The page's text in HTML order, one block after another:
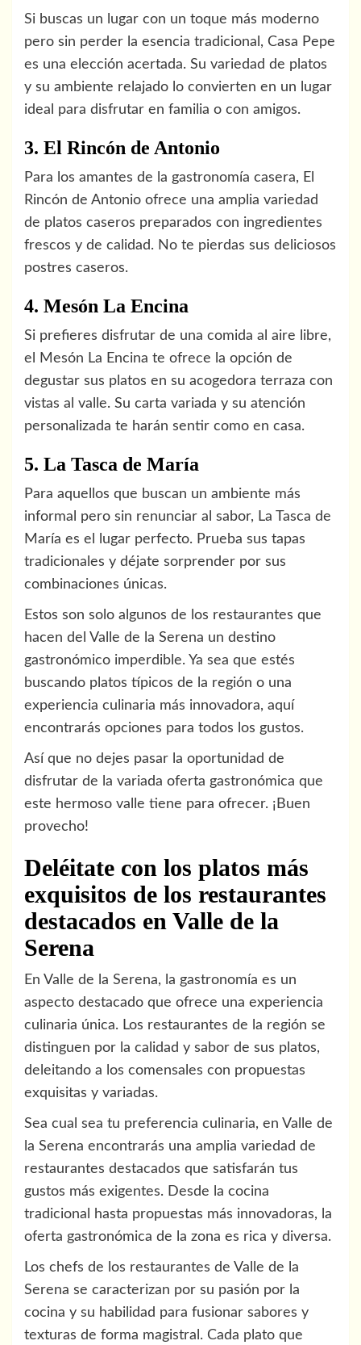
Si buscas un lugar con un toque más moderno
pero sin perder la esencia tradicional, Casa Pepe
es una elección acertada. Su variedad de platos
y su ambiente relajado lo convierten en un lugar
ideal para disfrutar en familia o con amigos.
3. El Rincón de Antonio
Para los amantes de la gastronomía casera, El
Rincón de Antonio ofrece una amplia variedad
de platos caseros preparados con ingredientes
frescos y de calidad. No te pierdas sus deliciosos
postres caseros.
4. Mesón La Encina
Si prefieres disfrutar de una comida al aire libre,
el Mesón La Encina te ofrece la opción de
degustar sus platos en su acogedora terraza con
vistas al valle. Su carta variada y su atención
personalizada te harán sentir como en casa.
5. La Tasca de María
Para aquellos que buscan un ambiente más
informal pero sin renunciar al sabor, La Tasca de
María es el lugar perfecto. Prueba sus tapas
tradicionales y déjate sorprender por sus
combinaciones únicas.
Estos son solo algunos de los restaurantes que
hacen del Valle de la Serena un destino
gastronómico imperdible. Ya sea que estés
buscando platos típicos de la región o una
experiencia culinaria más innovadora, aquí
encontrarás opciones para todos los gustos.
Así que no dejes pasar la oportunidad de
disfrutar de la variada oferta gastronómica que
este hermoso valle tiene para ofrecer. ¡Buen
provecho!
Deléitate con los platos más
exquisitos de los restaurantes
destacados en Valle de la
Serena
En Valle de la Serena, la gastronomía es un
aspecto destacado que ofrece una experiencia
culinaria única. Los restaurantes de la región se
distinguen por la calidad y sabor de sus platos,
deleitando a los comensales con propuestas
exquisitas y variadas.
Sea cual sea tu preferencia culinaria, en Valle de
la Serena encontrarás una amplia variedad de
restaurantes destacados que satisfarán tus
gustos más exigentes. Desde la cocina
tradicional hasta propuestas más innovadoras, la
oferta gastronómica de la zona es rica y diversa.
Los chefs de los restaurantes de Valle de la
Serena se caracterizan por su pasión por la
cocina y su habilidad para fusionar sabores y
texturas de forma magistral. Cada plato que